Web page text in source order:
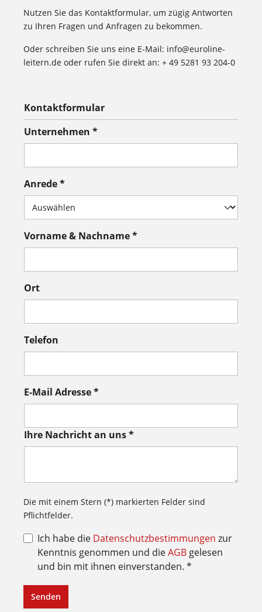
Nutzen Sie das Kontaktformular, um zügig Antworten
zu Ihren Fragen und Anfragen zu bekommen.
Oder schreiben Sie uns eine E-Mail: info@euroline-
leitern.de oder rufen Sie direkt an: + 49 5281 93 204-0
Kontaktformular
Unternehmen *
Anrede *
Vorname & Nachname *
Ort
Telefon
E-Mail Adresse *
Ihre Nachricht an uns *
Die mit einem Stern (*) markierten Felder sind
Pflichtfelder.
Ich habe die Datenschutzbestimmungen zur
Kenntnis genommen und dieAGB gelesen
und bin mit ihnen einverstanden. *
Senden